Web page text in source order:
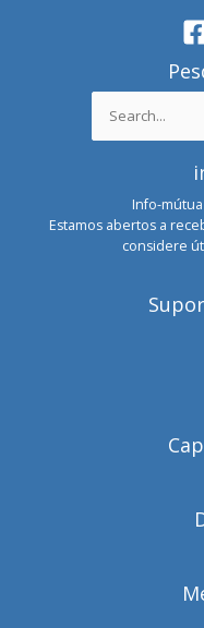
Search
for:
Info-
Estamos abertos a
considere